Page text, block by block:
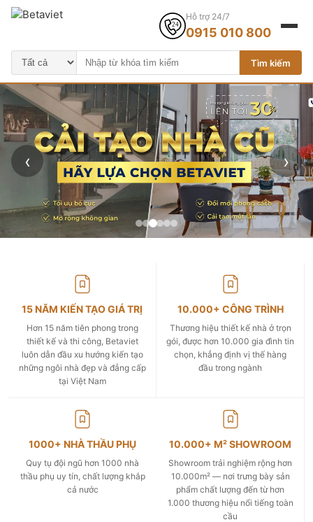
Tìm kiếm
Hỗ trợ 24/7
0915 010 800
‹ ›
15 NĂM KIẾN TẠO GIÁ TRỊ
Hơn 15 năm tiên phong trong
thiết kế và thi công, Betaviet
luôn dẫn đầu xu hướng kiến tạo
những ngôi nhà đẹp và đẳng cấp
tại Việt Nam
10.000+ CÔNG TRÌNH
Thương hiệu thiết kế nhà ở trọn
gói, được hơn 10.000 gia đình tin
chọn, khẳng định vị thế hàng
đầu trong ngành
1000+ NHÀ THẦU PHỤ
Quy tụ đội ngũ hơn 1000 nhà
thầu phụ uy tín, chất lượng khắp
cả nước
10.000+ M² SHOWROOM
Showroom trải nghiệm rộng hơn
10.000m² — nơi trưng bày sản
phẩm chất lượng đến từ hơn
1.000 thương hiệu nổi tiếng toàn
cầu